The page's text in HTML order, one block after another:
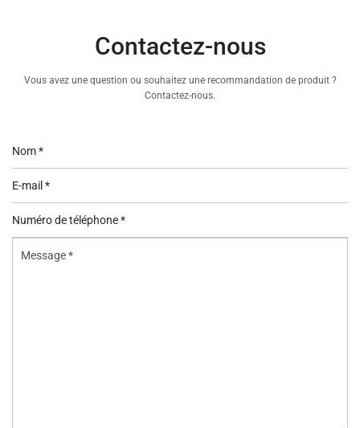
Contactez-nous
Vous avez une question ou souhaitez une recommandation de produit ?
Contactez-nous.